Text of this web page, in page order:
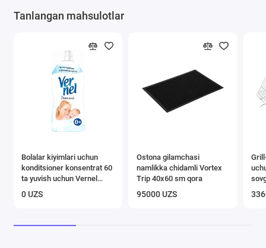
Tanlangan mahsulotlar
Bolalar kiyimlari uchun
konditsioner konsentrat 60
ta yuvish uchun Vernel
Detskiy 1,82 l
0 UZS
Ostona gilamchasi
namlikka chidamli Vortex
Trip 40х60 sm qora
95000 UZS